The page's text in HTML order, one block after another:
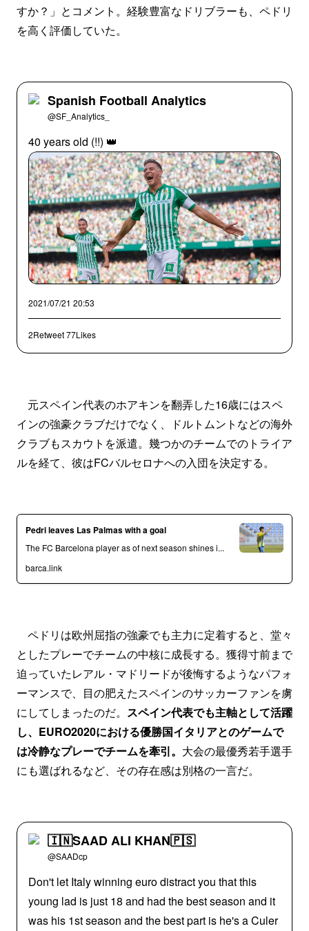
すか？」とコメント。経験豊富なドリブラーも、ペドリ
を高く評価していた。
Spanish Football Analytics
@SF_Analytics_
40 years old (!!) 👑
2021/07/21 20:53
2Retweet77Likes
元スペイン代表のホアキンを翻弄した16歳にはスペ
インの強豪クラブだけでなく、ドルトムントなどの海外
クラブもスカウトを派遣。幾つかのチームでのトライア
ルを経て、彼はFCバルセロナへの入団を決定する。
Pedri leaves Las Palmas with a goal
The FC Barcelona player as of next season shines i...
barca.link
ペドリは欧州屈指の強豪でも主力に定着すると、堂々
としたプレーでチームの中核に成長する。獲得寸前まで
迫っていたレアル・マドリードが後悔するようなパフォ
ーマンスで、目の肥えたスペインのサッカーファンを虜
にしてしまったのだ。 スペイン代表でも主軸として活躍
し、EURO2020における優勝国イタリアとのゲームで
は冷静なプレーでチームを牽引。 大会の最優秀若手選手
にも選ばれるなど、その存在感は別格の一言だ。
🇮🇳SAAD ALI KHAN🇵🇸
@SAADcp
Don't let Italy winning euro distract you that this
young lad is just 18 and had the best season and it
was his 1st season and the best part is he's a Culer